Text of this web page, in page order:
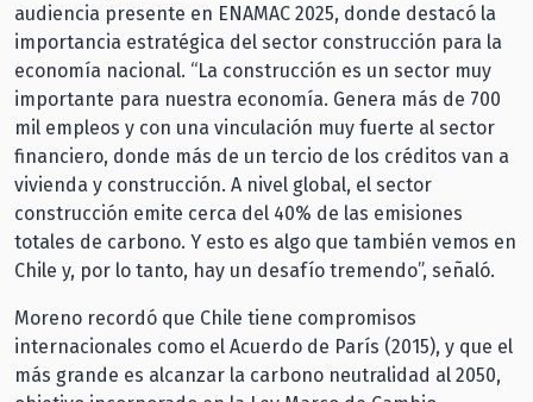
audiencia presente en ENAMAC 2025, donde destacó la
importancia estratégica del sector construcción para la
economía nacional. “La construcción es un sector muy
importante para nuestra economía. Genera más de 700
mil empleos y con una vinculación muy fuerte al sector
financiero, donde más de un tercio de los créditos van a
vivienda y construcción. A nivel global, el sector
construcción emite cerca del 40% de las emisiones
totales de carbono. Y esto es algo que también vemos en
Chile y, por lo tanto, hay un desafío tremendo”, señaló.
Moreno recordó que Chile tiene compromisos
internacionales como el Acuerdo de París (2015), y que el
más grande es alcanzar la carbono neutralidad al 2050,